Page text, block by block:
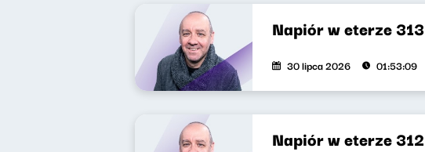
Napiór w eterze 313
30 lipca 2026 01:53:09
Napiór w eterze 312